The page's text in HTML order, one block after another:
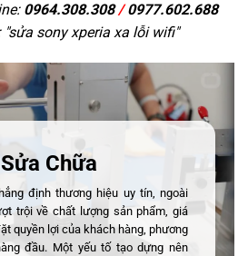
0964.308.308/0977.602.688
"sửa sony xperia xa lỗi wifi"
Chữa
định thương hiệu uy tín, ngoài
trội về chất lượng sản phẩm, giá
quyền lợi của khách hàng, phương
đầu. Một yếu tố tạo dựng nên